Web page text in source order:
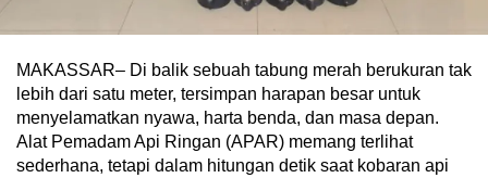
MAKASSAR– Di balik sebuah tabung merah berukuran tak
lebih dari satu meter, tersimpan harapan besar untuk
menyelamatkan nyawa, harta benda, dan masa depan.
Alat Pemadam Api Ringan (APAR) memang terlihat
sederhana, tetapi dalam hitungan detik saat kobaran api